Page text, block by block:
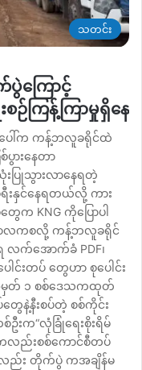
သတင်း
ကြောင့်
းစဉ်ကြန့်ကြာမှုရှိနေ
မပေါ်က ကန့်ဘလူခရိုင်ထဲ
ားနေတာ
ပြုသွားလာနေရတဲ့
းနှင်နေရတယ်လို့ ကား
ေက KNG ကိုပြောပါ
ာလကစလို့ ကန့်ဘလူခရိုင်
လက်အောက်ခံ PDF၊
ါင်းတပ် တွေဟာ စုပေါင်း
မှတ် ၁ စစ်ဒေသကထုတ်
ေနဲ့နီးစပ်တဲ့ စစ်ကိုင်း
းက“လုံခြုံရေးစိုးရိမ်
လည်းစစ်ကောင်စီတပ်
ည်း တိုက်ပွဲ ကအချိန်မ